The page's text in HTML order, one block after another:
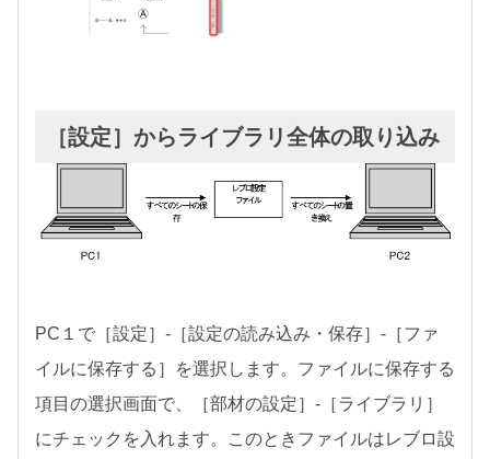
［設定］からライブラリ全体の取り込み
PC１で［設定］-［設定の読み込み・保存］-［ファ
イルに保存する］を選択します。ファイルに保存する
項目の選択画面で、［部材の設定］-［ライブラリ］
にチェックを入れます。このときファイルはレブロ設